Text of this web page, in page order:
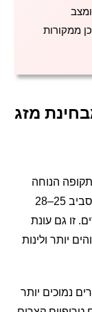
ממקורות
מזג
הנוחה
ביותר לרוב המטיילים. הטמפרטורות נעימות (סביב 25–28
זו גם עונת
יותר ולינות
נמוכים יותר